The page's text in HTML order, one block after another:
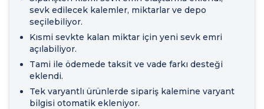
sevk edilecek kalemler, miktarlar ve depo
seçilebiliyor.
Kısmi sevkte kalan miktar için yeni sevk emri
açılabiliyor.
Tami ile ödemede taksit ve vade farkı desteği
eklendi.
Tek varyantlı ürünlerde sipariş kalemine varyant
bilgisi otomatik ekleniyor.